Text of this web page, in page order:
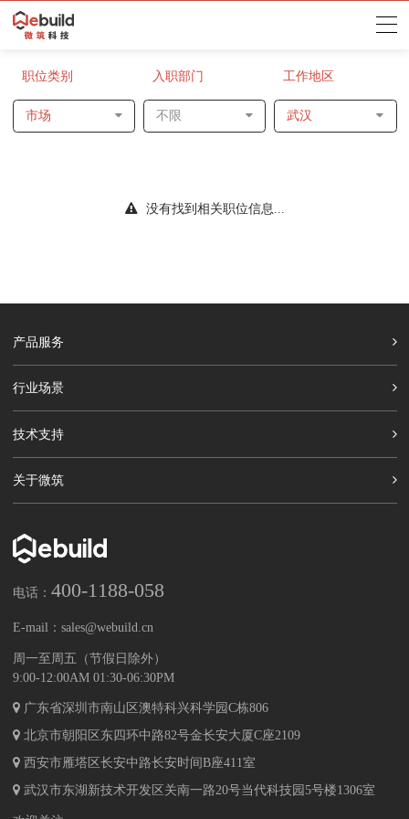
职位类别
市场
入职部门
不限
工作地区
武汉
没有找到相关职位信息...
产品服务
行业场景
技术支持
关于微筑
电话： 400-1188-058
E-mail： sales@webuild.cn
周一至周五（节假日除外）
9:00-12:00AM 01:30-06:30PM
广东省深圳市南山区澳特科兴科学园C栋806
北京市朝阳区东四环中路82号金长安大厦C座2109
西安市雁塔区长安中路长安时间B座411室
武汉市东湖新技术开发区关南一路20号当代科技园5号楼1306室